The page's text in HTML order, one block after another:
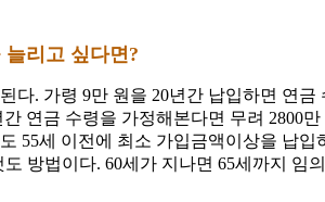
리고 싶다면?
다. 가령 9만 원을 20년간 납입하면 연금
간 연금 수령을 가정해본다면 무려 2800
55세 이전에 최소 가입금액이상을 납
도 방법이다. 60세가 지나면 65세까지